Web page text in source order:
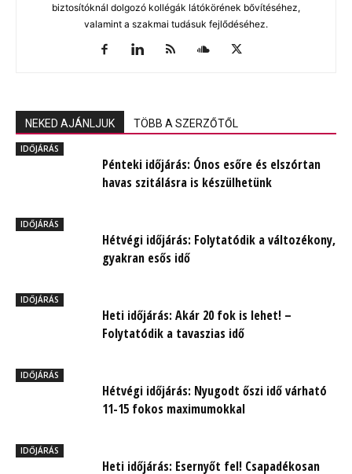
biztosítóknál dolgozó kollégák látókörének bővítéséhez,
valamint a szakmai tudásuk fejlődéséhez.
NEKED AJÁNLJUK TÖBB A SZERZŐTŐL
IDŐJÁRÁS
Pénteki időjárás: Ónos esőre és elszórtan
havas szitálásra is készülhetünk
IDŐJÁRÁS
Hétvégi időjárás: Folytatódik a változékony,
gyakran esős idő
IDŐJÁRÁS
Heti időjárás: Akár 20 fok is lehet! –
Folytatódik a tavaszias idő
IDŐJÁRÁS
Hétvégi időjárás: Nyugodt őszi idő várható
11-15 fokos maximumokkal
IDŐJÁRÁS
Heti időjárás: Esernyőt fel! Csapadékosan